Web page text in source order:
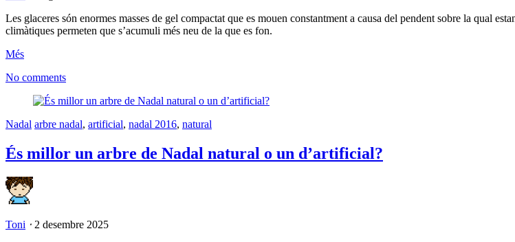
Les glaceres són enormes masses de gel compactat que es mouen constantment a causa del pendent sobre la qual
climàtiques permeten que s’acumuli més neu de la que es fon.
Més
No comments
Nadal arbre nadal, artificial, nadal 2016, natural
És millor un arbre de Nadal natural o un d’artificial?
Toni ⋅ 2 desembre 2025